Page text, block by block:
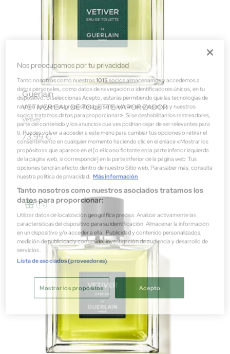
Guerlain
VETIVER EAU DE TOILETTE VAPORIZADOR
Vetiver
73,99 €
Nos preocupamos por tu privacidad
Tanto nosotros como nuestros1015socios almacenamos y accedemos a
datos personales, como datos de navegación o identificadores únicos, en tu
dispositivo. Si seleccionas Acepto, estarás permitiendo que las tecnologías de
rastreo apoyen los propósitos que se muestran en «nosotros y nuestros
socios tratamos datos para proporcionar». Si se deshabilitan los rastreadores,
parte del contenido y los anuncios que ves podrían dejar de ser relevantes para
ti. Puedes volver a acceder a este menú para cambiar tus opciones o retirar el
consentimiento en cualquier momento haciendo clic en el enlace «Mostrar los
propósitos» que aparece en el [o el ícono flotante en la parte inferior izquierda
de la página web, si corresponde] en la parte inferior de la página web. Tus
opciones tendrán efecto dentro de nuestro Sitio web. Para saber más, consulta
nuestra política de privacidad. Más información
Tanto nosotros como nuestros asociados tratamos los
datos para proporcionar:
Utilizar datos de localización geográfica precisa. Analizar activamente las
características del dispositivo para su identificación. Almacenar la información
en un dispositivo y/o acceder a ella . Publicidad y contenido personalizados,
medición de publicidad y contenido, investigación de audiencia y desarrollo de
servicios .
Lista de asociados (proveedores)
Acepto
Mostrar los propósitos